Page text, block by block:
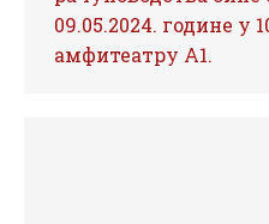
09.05.2024. године у
амфитеатру А1.